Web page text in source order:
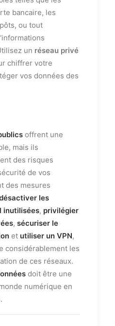
bancaire, les
ou tout
un réseau privé
chiffrer votre
vos données des
offrent une
mais ils
des risques
de vos
des mesures
les
inutilisées, privilégier
, sécuriser le
et utiliser un VPN,
considérablement les
de ces réseaux.
doit être une
numérique en